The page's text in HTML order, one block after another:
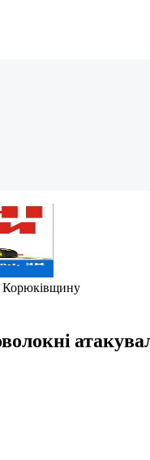
Корюківщину